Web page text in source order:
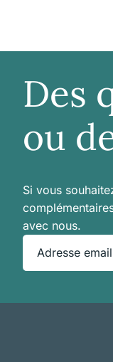
Des
ou
Si vous
avec nous.
Adresse email